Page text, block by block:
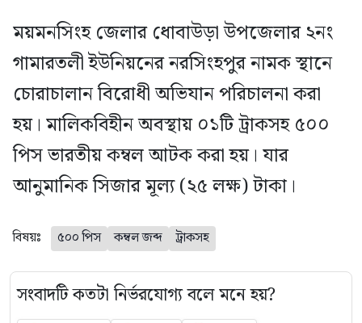
ময়মনসিংহ জেলার ধোবাউড়া উপজেলার ২নং
গামারতলী ইউনিয়নের নরসিংহপুর নামক স্থানে
চোরাচালান বিরোধী অভিযান পরিচালনা করা
হয়। মালিকবিহীন অবস্থায় ০১টি ট্রাকসহ ৫০০
পিস ভারতীয় কম্বল আটক করা হয়। যার
আনুমানিক সিজার মূল্য (২৫ লক্ষ) টাকা।
বিষয়ঃ ৫০০ পিস কম্বল জব্দ ট্রাকসহ
সংবাদটি কতটা নির্ভরযোগ্য বলে মনে হয়?